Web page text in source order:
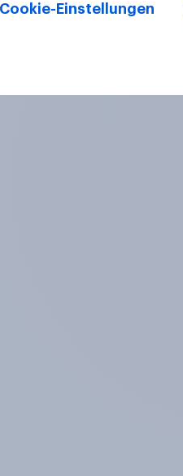
Cookie-Einstellungen